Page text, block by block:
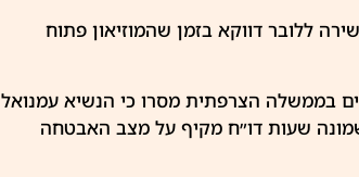
ללובר דווקא בזמן שהמוזיאון פתוח
בממשלה הצרפתית מסרו כי הנשיא עמנואל
שעות דו״ח מקיף על מצב האבטחה